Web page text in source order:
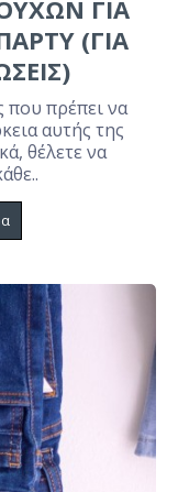
ΓΙΑ
(ΓΙΑ
που πρέπει να
αυτής της
θέλετε να